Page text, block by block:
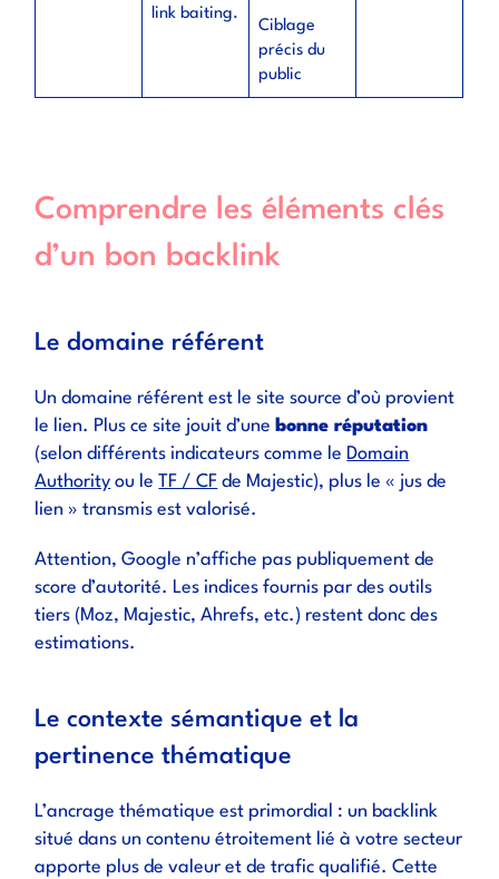
link baiting.
Ciblage
précis du
public
Comprendre les éléments clés
d’un bon backlink
Le domaine référent
Un domaine référent est le site source d’où provient
le lien. Plus ce site jouit d’une bonne réputation
(selon différents indicateurs comme le Domain
Authority ou leTF / CF de Majestic), plus le « jus de
lien » transmis est valorisé.
Attention, Google n’affiche pas publiquement de
score d’autorité. Les indices fournis par des outils
tiers (Moz, Majestic, Ahrefs, etc.) restent donc des
estimations.
Le contexte sémantique et la
pertinence thématique
L’ancrage thématique est primordial : un backlink
situé dans un contenu étroitement lié à votre secteur
apporte plus de valeur et de trafic qualifié. Cette